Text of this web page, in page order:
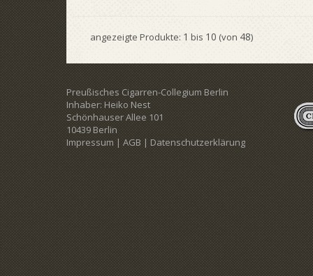
angezeigte Produkte: 1 bis 10 (von 48)
Preußisches Cigarren-Collegium Berlin
Inhaber: Heiko Nest
Schönhauser Allee 101
10439 Berlin
Impressum|AGB|Datenschutzerklärung